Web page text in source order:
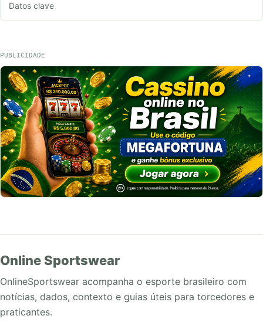
Datos clave
PUBLICIDADE
Online Sportswear
OnlineSportswear acompanha o esporte brasileiro com
notícias, dados, contexto e guias úteis para torcedores e
praticantes.